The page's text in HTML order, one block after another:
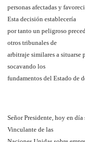
personas afectadas y
Esta decisión establecería
por tanto un peligroso
otros tribunales de
arbitraje similares a situarse
socavando los
fundamentos del Estado de
Señor Presidente, hoy en
Vinculante de las